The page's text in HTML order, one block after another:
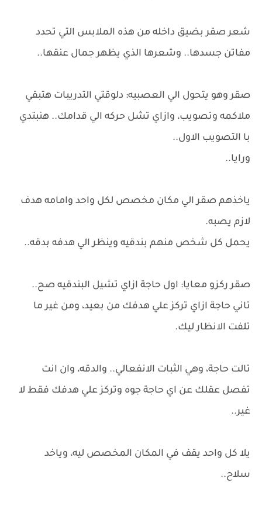
شعر صقر بضيق داخله من هذه الملابس التي تحدد
مفاتن جسدها.. وشعرها الذي يظهر جمال عنقها..
صقر وهو يتحول الي العصبيه: دلوقتي التدريبات هتبقي
ملاكمه وتصويب، وازاي تشل حركه الي قدامك.. هنبتدي
با التصويب الاول..
ورايا..
ياخذهم صقر الي مكان مخصص لكل واحد وامامه هدف
لازم يصبه.
يحمل كل شخص منهم بندقيه وينظر الي هدفه بدقه..
صقر ركزو معايا: اول حاجة ازاي تشيل البندقيه صح..
تاني حاجة ازاي تركز علي هدفك من بعيد، ومن غير ما
تلفت الانظار ليك.
تالت حاجة، وهي الثبات الانفعالي.. والدقه، وان انت
تفصل عقلك عن اي حاجة جوه وتركز علي هدفك فقط لا
غير..
يلا كل واحد يقف في المكان المخصص ليه، وياخد
سلاح..